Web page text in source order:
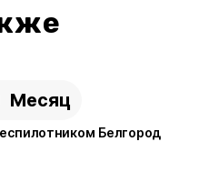
Месяц
Белгород